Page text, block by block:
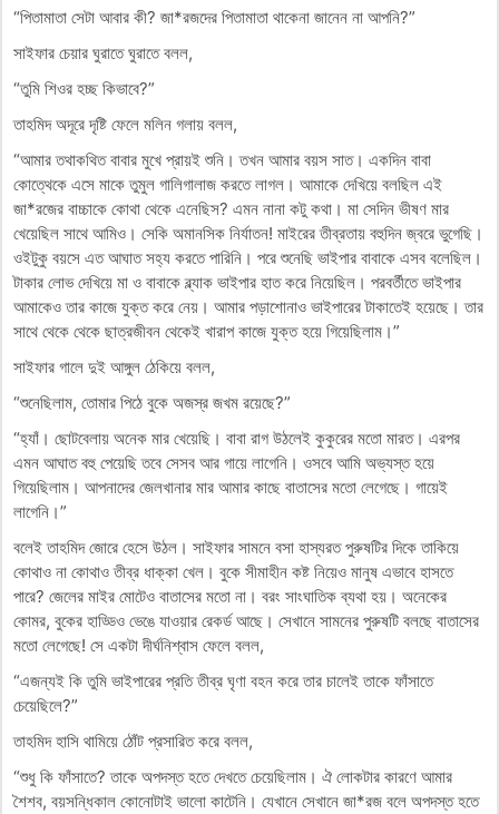
“পিতামাতা সেটা আবার কী? জা*রজদের পিতামাতা থাকেনা জানেন না আপনি?”
সাইফার চেয়ার ঘুরাতে ঘুরাতে বলল,
“তুমি শিওর হচ্ছ কিভাবে?”
তাহমিদ অদূরে দৃষ্টি ফেলে মলিন গলায় বলল,
“আমার তথাকথিত বাবার মুখে প্রায়ই শুনি। তখন আমার বয়স সাত। একদিন বাবা
কোত্থেকে এসে মাকে তুমুল গালিগালাজ করতে লাগল। আমাকে দেখিয়ে বলছিল এই
জা*রজের বাচ্চাকে কোথা থেকে এনেছিস? এমন নানা কটু কথা। মা সেদিন ভীষণ মার
খেয়েছিল সাথে আমিও। সেকি অমানসিক নির্যাতন! মাইরের তীব্রতায় বহুদিন জ্বরে ভুগেছি।
ওইটুকু বয়সে এত আঘাত সহ্য করতে পারিনি। পরে শুনেছি ভাইপার বাবাকে এসব বলেছিল।
টাকার লোভ দেখিয়ে মা ও বাবাকে ব্ল্যাক ভাইপার হাত করে নিয়েছিল। পরবর্তীতে ভাইপার
আমাকেও তার কাজে যুক্ত করে নেয়। আমার পড়াশোনাও ভাইপারের টাকাতেই হয়েছে। তার
সাথে থেকে থেকে ছাত্রজীবন থেকেই খারাপ কাজে যুক্ত হয়ে গিয়েছিলাম।”
সাইফার গালে দুই আঙ্গুল ঠেকিয়ে বলল,
“শুনেছিলাম, তোমার পিঠে বুকে অজস্র জখম রয়েছে?”
“হ্যাঁ। ছোটবেলায় অনেক মার খেয়েছি। বাবা রাগ উঠলেই কুকুরের মতো মারত। এরপর
এমন আঘাত বহু পেয়েছি তবে সেসব আর গায়ে লাগেনি। ওসবে আমি অভ্যস্ত হয়ে
গিয়েছিলাম। আপনাদের জেলখানার মার আমার কাছে বাতাসের মতো লেগেছে। গায়েই
লাগেনি।”
বলেই তাহমিদ জোরে হেসে উঠল। সাইফার সামনে বসা হাস্যরত পুরুষটির দিকে তাকিয়ে
কোথাও না কোথাও তীব্র ধাক্কা খেল। বুকে সীমাহীন কষ্ট নিয়েও মানুষ এভাবে হাসতে
পারে? জেলের মাইর মোটেও বাতাসের মতো না। বরং সাংঘাতিক ব্যথা হয়। অনেকের
কোমর, বুকের হাড্ডিও ভেঙে যাওয়ার রেকর্ড আছে। সেখানে সামনের পুরুষটি বলছে বাতাসের
মতো লেগেছে! সে একটা দীর্ঘনিশ্বাস ফেলে বলল,
“এজন্যই কি তুমি ভাইপারের প্রতি তীব্র ঘৃণা বহন করে তার চালেই তাকে ফাঁসাতে
চেয়েছিলে?”
তাহমিদ হাসি থামিয়ে ঠোঁট প্রসারিত করে বলল,
“শুধু কি ফাঁসাতে? তাকে অপদস্ত হতে দেখতে চেয়েছিলাম। ঐ লোকটার কারণে আমার
শৈশব, বয়সন্ধিকাল কোনোটাই ভালো কাটেনি। যেখানে সেখানে জা*রজ বলে অপদস্ত হতে